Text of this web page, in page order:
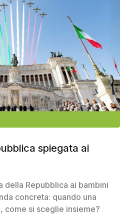
spiegata ai
della Repubblica ai bambini
concreta: quando una
come si sceglie insieme?